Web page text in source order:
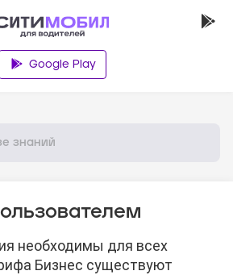
Google Play
необходимы для всех
Бизнес существуют